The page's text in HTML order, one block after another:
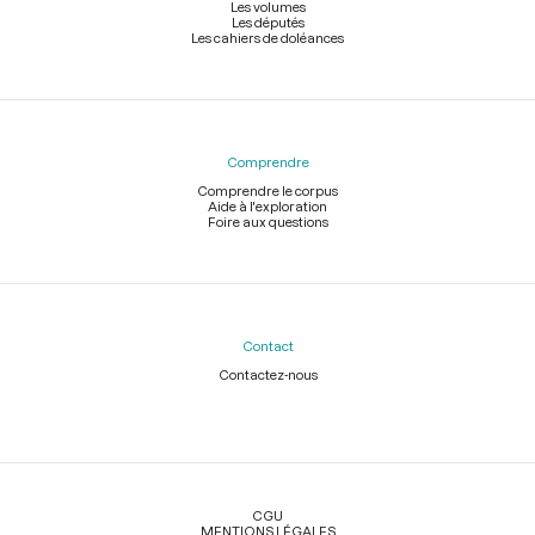
Les volumes
Les députés
Les cahiers de doléances
Comprendre
Comprendre le corpus
Aide à l'exploration
Foire aux questions
Contact
Contactez-nous
Légal
CGU
MENTIONS LÉGALES